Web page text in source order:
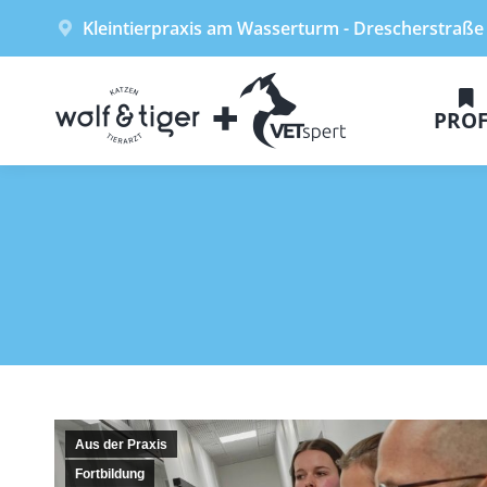
Kleintierpraxis am Wasserturm - Drescherstraße
Aus der Praxis
Fortbildung